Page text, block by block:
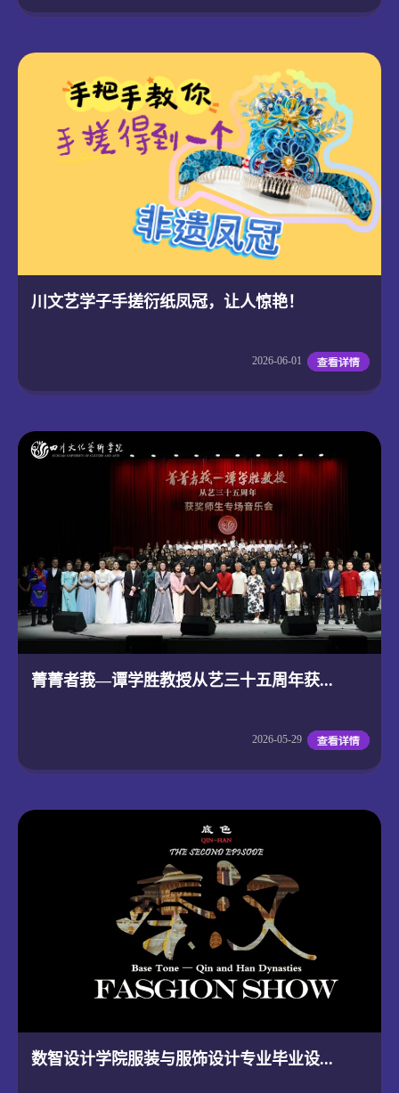
川文艺学子手搓衍纸凤冠，让人惊艳！
2026-06-01
菁菁者莪—谭学胜教授从艺三十五周年获...
2026-05-29
数智设计学院服装与服饰设计专业毕业设...